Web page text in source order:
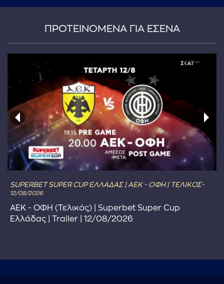
ΠΡΟΤΕΙΝΟΜΕΝΑ ΓΙΑ ΕΣΕΝΑ
SUPERBET SUPER CUP ΕΛΛΑΔΑΣ | ΑΕΚ - ΟΦΗ | ΤΕΛΙΚΟΣ-
12/08/2026
ΑΕΚ - ΟΦΗ (Τελικός) | Superbet Super Cup
Ελλάδας | Trailer | 12/08/2026